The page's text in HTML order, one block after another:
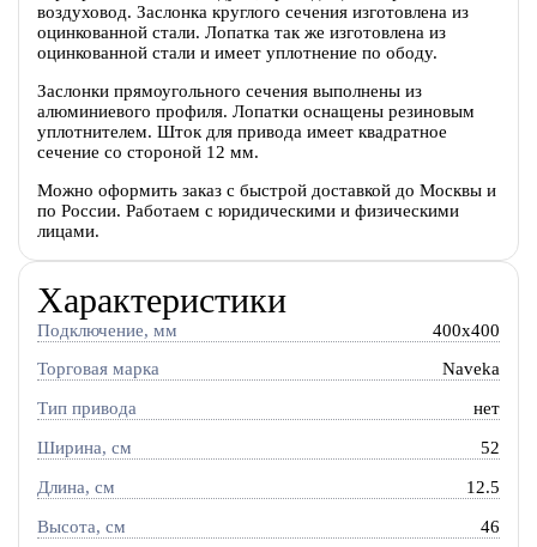
воздуховод. Заслонка круглого сечения изготовлена из
оцинкованной стали. Лопатка так же изготовлена из
оцинкованной стали и имеет уплотнение по ободу.
Заслонки прямоугольного сечения выполнены из
алюминиевого профиля. Лопатки оснащены резиновым
уплотнителем. Шток для привода имеет квадратное
сечение со стороной 12 мм.
Можно оформить заказ с быстрой доставкой до Москвы и
по России. Работаем с юридическими и физическими
лицами.
Характеристики
Подключение, мм 400x400
Торговая марка Naveka
Тип привода нет
Ширина, см 52
Длина, см 12.5
Высота, см 46